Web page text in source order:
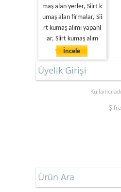
maş alan yerler, Siirt k
umaş alan firmalar, Sii
rt kumaş alımı yapanl
ar, Siirt kumaş alım
İncele
Üyelik Girişi
Kullanıcı adı
Şifre
Ürün Ara